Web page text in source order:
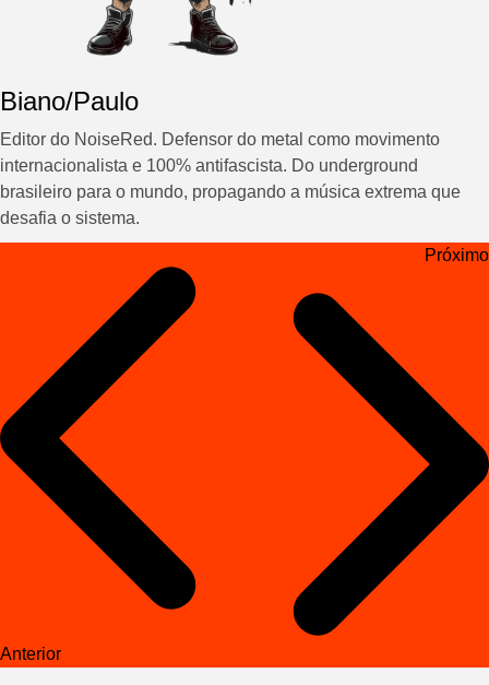
Biano/Paulo
Editor do NoiseRed. Defensor do metal como movimento
internacionalista e 100% antifascista. Do underground
brasileiro para o mundo, propagando a música extrema que
desafia o sistema.
Navegação
Anterior
Próximo